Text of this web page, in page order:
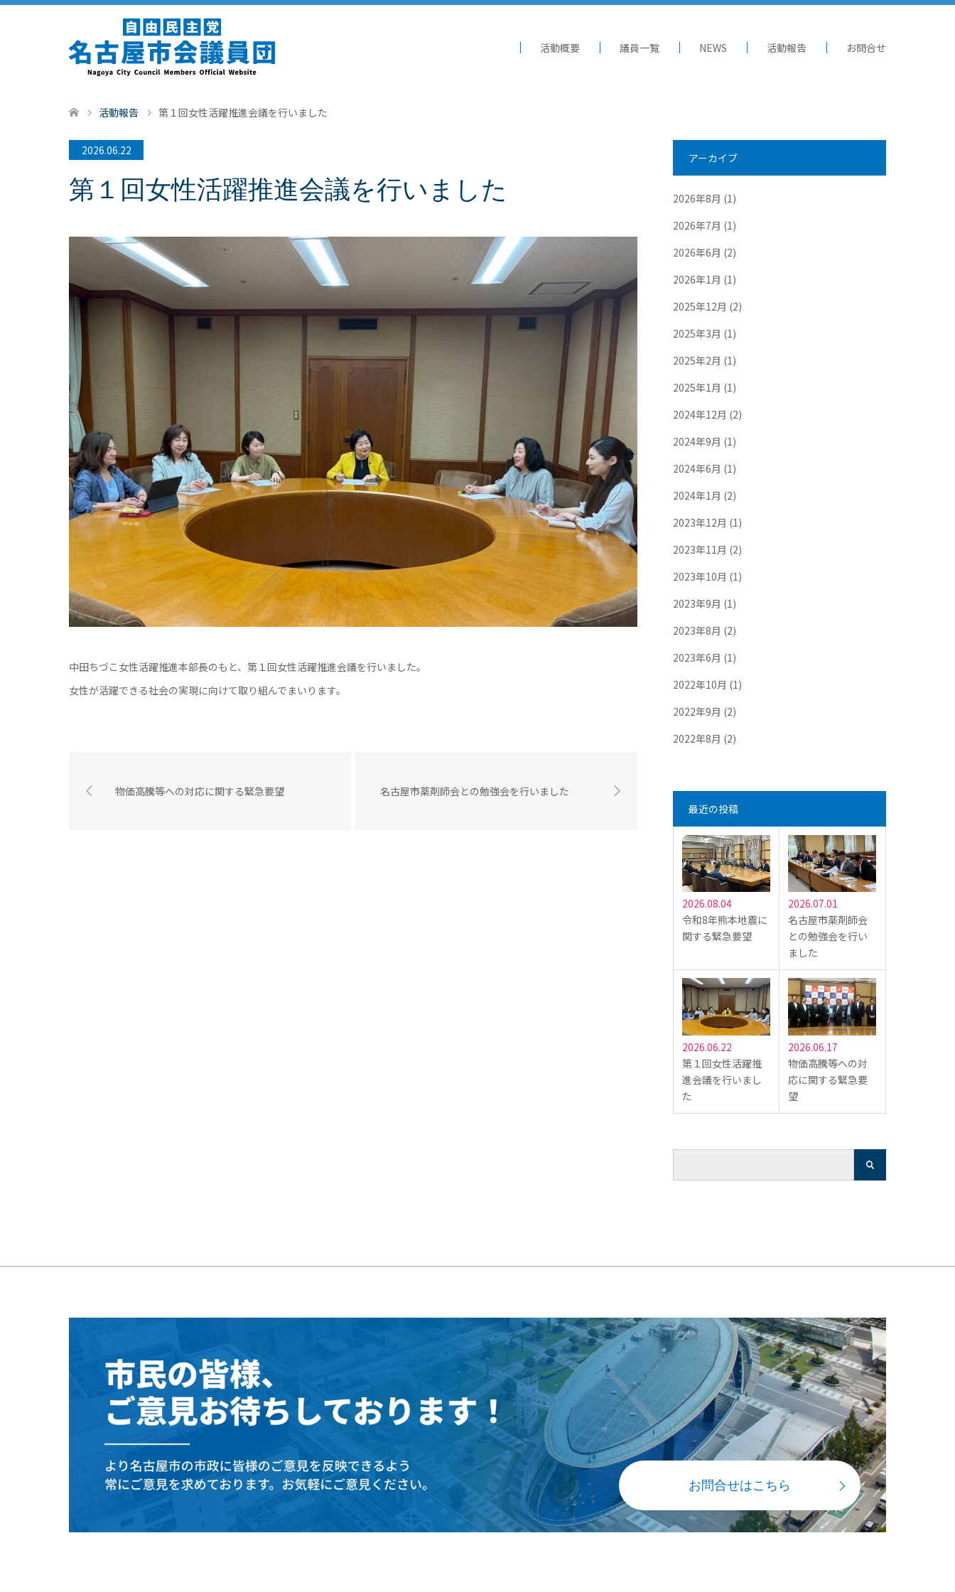
活動概要 議員一覧 NEWS 活動報告 お問合せ
活動報告 第１回女性活躍推進会議を行いました
2026.06.22
第１回女性活躍推進会議を行いました
中田ちづこ女性活躍推進本部長のもと、第１回女性活躍推進会議を行いました。
女性が活躍できる社会の実現に向けて取り組んでまいります。
物価高騰等への対応に関する緊急要望 名古屋市薬剤師会との勉強会を行いました
アーカイブ
2026年8月 (1)
2026年7月 (1)
2026年6月 (2)
2026年1月 (1)
2025年12月 (2)
2025年3月 (1)
2025年2月 (1)
2025年1月 (1)
2024年12月 (2)
2024年9月 (1)
2024年6月 (1)
2024年1月 (2)
2023年12月 (1)
2023年11月 (2)
2023年10月 (1)
2023年9月 (1)
2023年8月 (2)
2023年6月 (1)
2022年10月 (1)
2022年9月 (2)
2022年8月 (2)
最近の投稿
2026.08.04
令和8年熊本地震に
関する緊急要望
2026.07.01
名古屋市薬剤師会
との勉強会を行い
ました
2026.06.22
第１回女性活躍推
進会議を行いまし
た
2026.06.17
物価高騰等への対
応に関する緊急要
望
お問合せはこちら